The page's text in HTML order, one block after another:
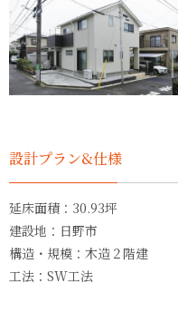
設計プラン&仕様
延床面積：30.93坪
建設地：日野市
構造・規模：木造２階建
工法：SW工法